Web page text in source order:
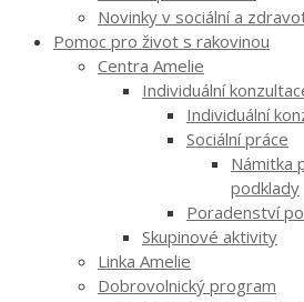
Novinky v sociální a
Pomoc pro život s rakovinou
Centra Amelie
Individuální
Individuální
Sociální práce
Námitka
podklady
Poradenství
Skupinové aktivity
Linka Amelie
Dobrovolnický program